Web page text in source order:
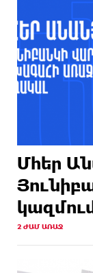
Մհեր
2 ԺԱՄ ԱՌԱՋ